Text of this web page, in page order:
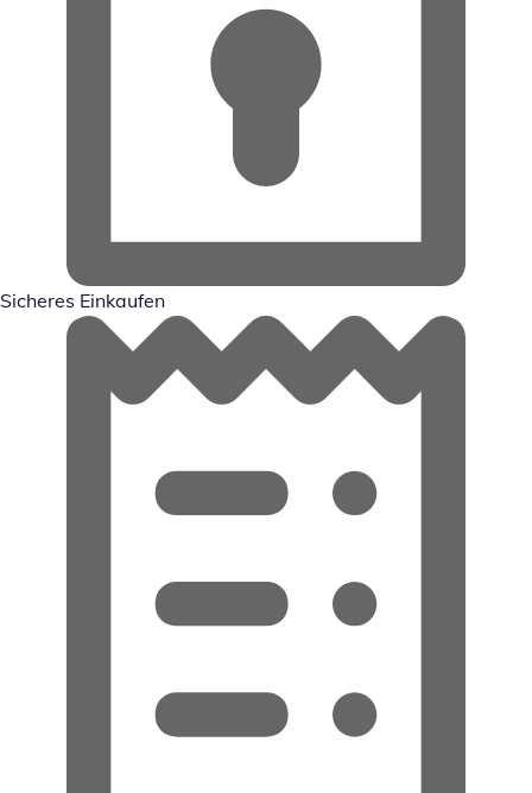
Sicheres Einkaufen